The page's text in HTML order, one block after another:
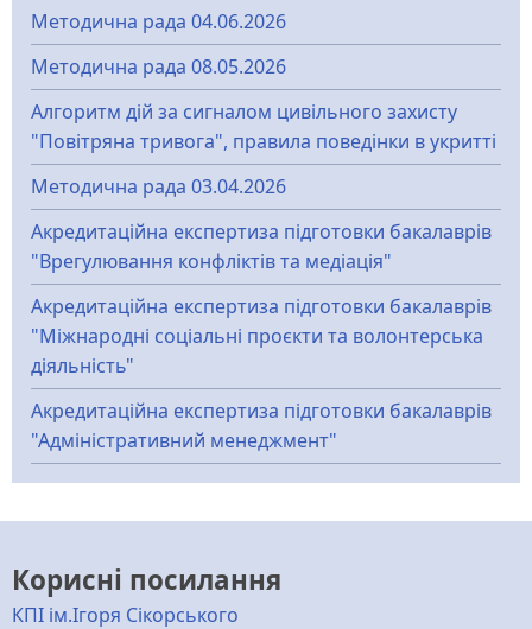
Методична рада 04.06.2026
Методична рада 08.05.2026
Алгоритм дій за сигналом цивільного захисту
"Повітряна тривога", правила поведінки в укритті
Методична рада 03.04.2026
Акредитаційна експертиза підготовки бакалаврів
"Врегулювання конфліктів та медіація"
Акредитаційна експертиза підготовки бакалаврів
"Міжнародні соціальні проєкти та волонтерська
діяльність"
Акредитаційна експертиза підготовки бакалаврів
"Адміністративний менеджмент"
Корисні посилання
КПІ ім.Ігоря Сікорського